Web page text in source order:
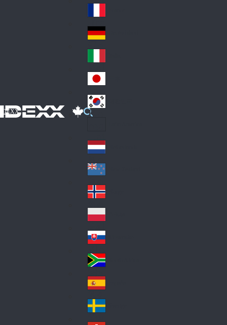
IDEXX
d
Fra
nc
e
Ge
an
y
Ital
y
Jap
an
Ko
Lat
in
A
me
ric
a
Ne
the
rla
nd
s
Ne
w
Ze
ala
nd
No
rw
ay
Pol
an
d
Slo
va
kia
So
uth
Af
ric
a
Sp
ain
Sw